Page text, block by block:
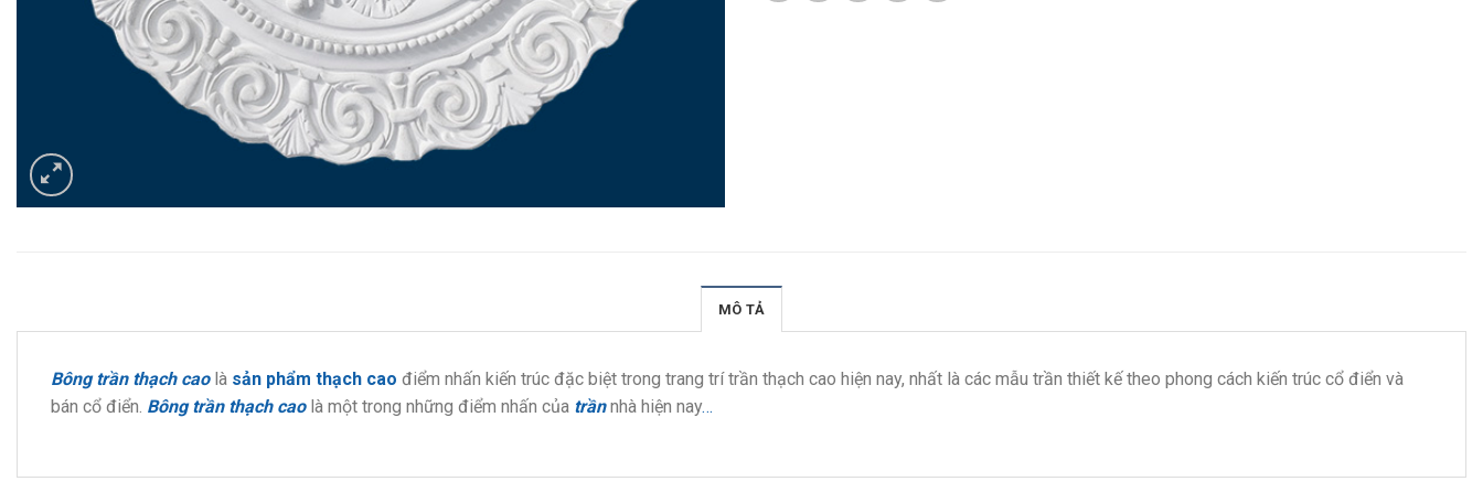
MÔ TẢ
Bông trần thạch caolà sản phẩm thạch cao điểm nhấn kiến trúc đặc biệt trong trang trí trần thạch cao hiện nay, nhất là các mẫu trần thiết kế theo phong cách kiến trúc cổ điển và
bán cổ điển. Bông trần thạch caolà một trong những điểm nhấn của trầnnhà hiện nay…